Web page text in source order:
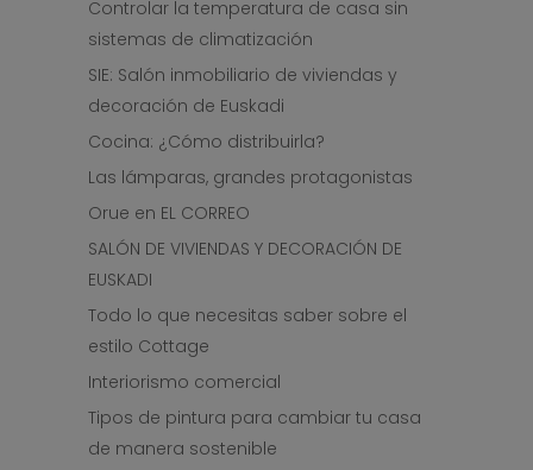
Controlar la temperatura de casa sin
sistemas de climatización
SIE: Salón inmobiliario de viviendas y
decoración de Euskadi
Cocina: ¿Cómo distribuirla?
Las lámparas, grandes protagonistas
Orue en EL CORREO
SALÓN DE VIVIENDAS Y DECORACIÓN DE
EUSKADI
Todo lo que necesitas saber sobre el
estilo Cottage
Interiorismo comercial
Tipos de pintura para cambiar tu casa
de manera sostenible